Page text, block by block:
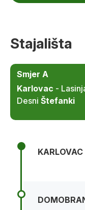
Stajališta
Smjer A
Karlovac -
Desni Štefanki